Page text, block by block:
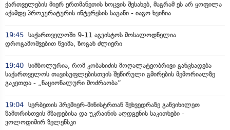
ქართველების მიერ ერთმანეთის ხოცვის შესახებ, მაგრამ ეს არ ყოფილა
აქამდე პროკურატურის ინტერესის საგანი - იაგო ხვიჩია
19:45 საქართველოში 9-11 აგვისტოს მოსალოდნელია
დროგამოშვებით წვიმა, ზოგან ძლიერი
19:40 სიმბოლურია, რომ კობახიძის მოღალატეობრივი განცხადება
საქართველოს თავისუფლებისთვის შეწირული გმირების მემორიალზე
გაკეთდა - „ნაციონალური მოძრაობა“
19:04 სერბეთის პრემიერ-მინისტრთან შეხვედრაზე განვიხილეთ
ზამთრისთვის მზადებისა და უკრაინის აღდგენის საკითხები -
ვოლოდიმირ ზელენსკი